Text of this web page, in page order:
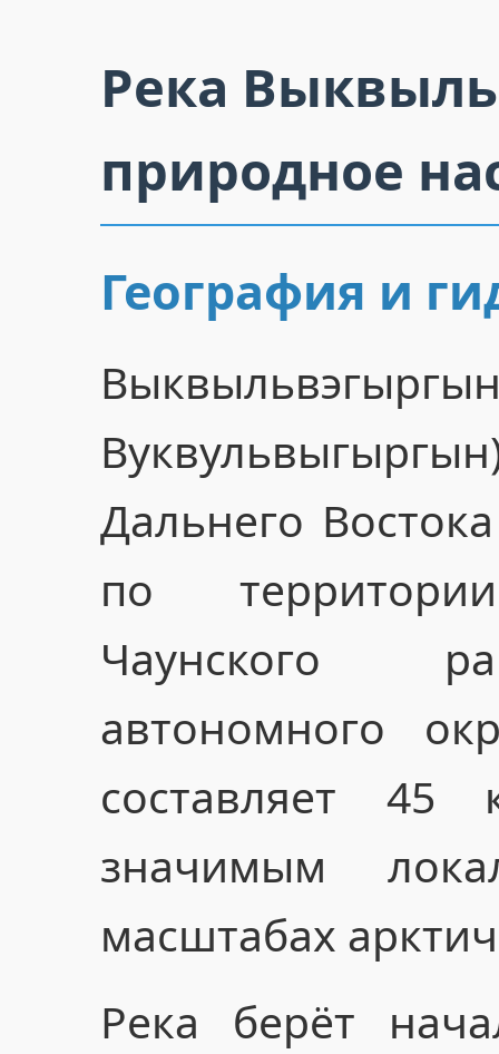
Река
природное
География и
Дальнего
по
Чаунского
автономного
составляет
значимым
масштабах
Река берёт